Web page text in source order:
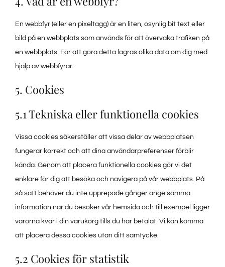
En webbfyr (eller en pixeltagg) är en liten, osynlig bit text eller
bild på en webbplats som används för att övervaka trafiken på
en webbplats. För att göra detta lagras olika data om dig med
hjälp av webbfyrar.
5. Cookies
5.1 Tekniska eller funktionella cookies
Vissa cookies säkerställer att vissa delar av webbplatsen
fungerar korrekt och att dina användarpreferenser förblir
kända. Genom att placera funktionella cookies gör vi det
enklare för dig att besöka och navigera på vår webbplats. På
så sätt behöver du inte upprepade gånger ange samma
information när du besöker vår hemsida och till exempel ligger
varorna kvar i din varukorg tills du har betalat. Vi kan komma
att placera dessa cookies utan ditt samtycke.
5.2 Cookies för statistik